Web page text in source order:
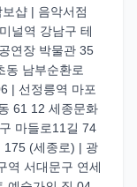
샵 | 음악서점
널역 강남구 테
연장 박물관 35
동 남부순환로
| 선정릉역 마포
61 12 세종문화
마들로11길 74
175 (세종로) | 광
역 서대문구 연세